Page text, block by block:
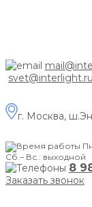
svet@interlight.ru
г. Москва,
Сб.– Вс.: выходной
8
Заказать звонок